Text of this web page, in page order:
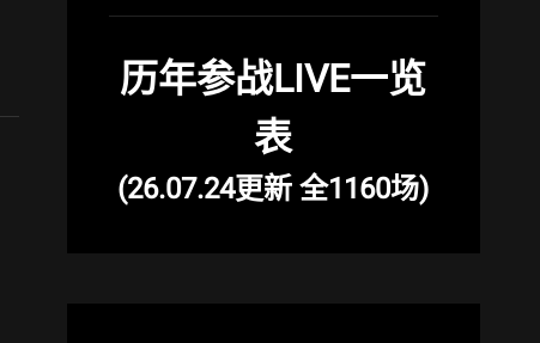
历年参战LIVE一览
表
(26.07.24更新 全1160场)